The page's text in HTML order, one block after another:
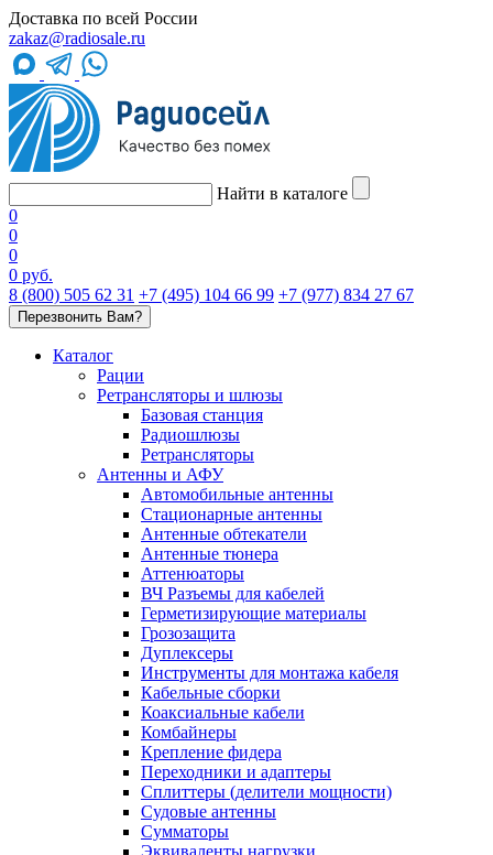
Доставка по всей России
zakaz@radiosale.ru
Найти в каталоге
0
0
0
0 руб.
8 (800) 505 62 31 +7 (495) 104 66 99 +7 (977) 834 27 67
Перезвонить Вам?
Каталог
Рации
Ретрансляторы и шлюзы
Базовая станция
Радиошлюзы
Ретрансляторы
Антенны и АФУ
Автомобильные антенны
Стационарные антенны
Антенные обтекатели
Антенные тюнера
Аттенюаторы
ВЧ Разъемы для кабелей
Герметизирующие материалы
Грозозащита
Дуплексеры
Инструменты для монтажа кабеля
Кабельные сборки
Коаксиальные кабели
Комбайнеры
Крепление фидера
Переходники и адаптеры
Сплиттеры (делители мощности)
Судовые антенны
Сумматоры
Эквиваленты нагрузки